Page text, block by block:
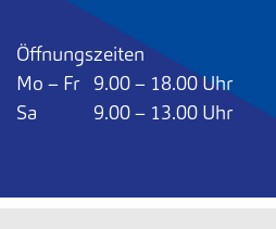
Öffnungszeiten
Mo – Fr 9.00 – 18.00 Uhr
Sa 9.00 – 13.00 Uhr